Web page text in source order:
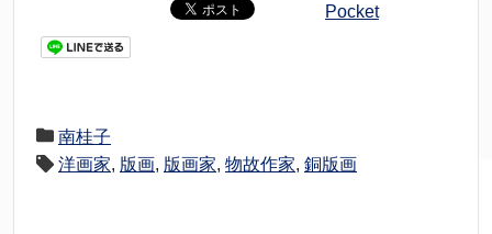
Pocket
南桂子
洋画家, 版画, 版画家, 物故作家, 銅版画